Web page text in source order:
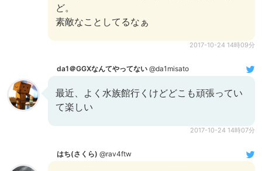
ど。
素敵なことしてるなぁ
2017-10-24 14時09分
da1＠GGXなんてやってない @da1misato
最近、よく水族館行くけどどこも頑張ってい
て楽しい
2017-10-24 14時07分
はち(さくら) @rav4ftw